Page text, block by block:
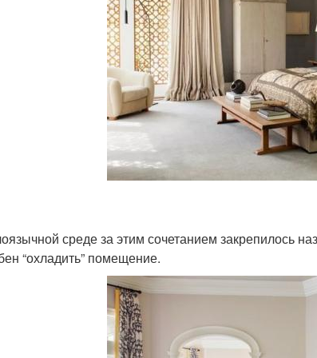
среде за этим сочетанием закрепилось
“охладить” помещение.